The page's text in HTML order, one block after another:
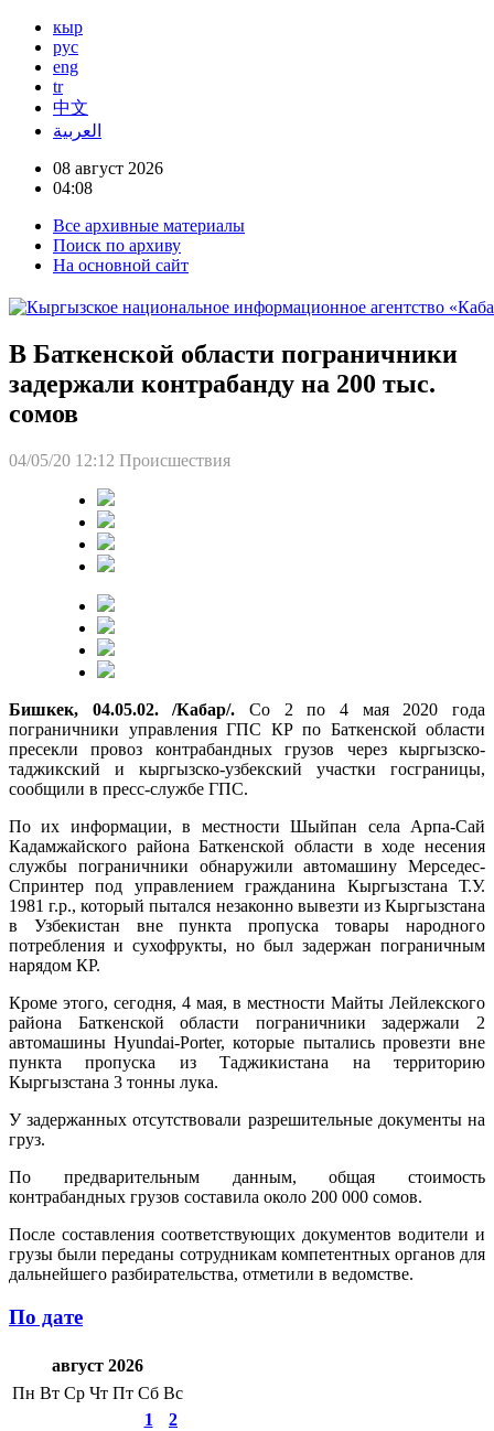
кыр
рус
eng
tr
中文
العربية
08 август 2026
04:08
Все архивные материалы
Поиск по архиву
На основной сайт
В Баткенской области пограничники
задержали контрабанду на 200 тыс.
сомов
04/05/20 12:12 Происшествия
Бишкек, 04.05.02. /Кабар/. Со 2 по 4 мая 2020 года
пограничники управления ГПС КР по Баткенской области
пресекли провоз контрабандных грузов через кыргызско-
таджикский и кыргызско-узбекский участки госграницы,
сообщили в пресс-службе ГПС.
По их информации, в местности Шыйпан села Арпа-Сай
Кадамжайского района Баткенской области в ходе несения
службы пограничники обнаружили автомашину Мерседес-
Спринтер под управлением гражданина Кыргызстана Т.У.
1981 г.р., который пытался незаконно вывезти из Кыргызстана
в Узбекистан вне пункта пропуска товары народного
потребления и сухофрукты, но был задержан пограничным
нарядом КР.
Кроме этого, сегодня, 4 мая, в местности Майты Лейлекского
района Баткенской области пограничники задержали 2
автомашины Hyundai-Porter, которые пытались провезти вне
пункта пропуска из Таджикистана на территорию
Кыргызстана 3 тонны лука.
У задержанных отсутствовали разрешительные документы на
груз.
По предварительным данным, общая стоимость
контрабандных грузов составила около 200 000 сомов.
После составления соответствующих документов водители и
грузы были переданы сотрудникам компетентных органов для
дальнейшего разбирательства, отметили в ведомстве.
По дате
август 2026
Пн Вт Ср Чт Пт Сб Вс
1
2